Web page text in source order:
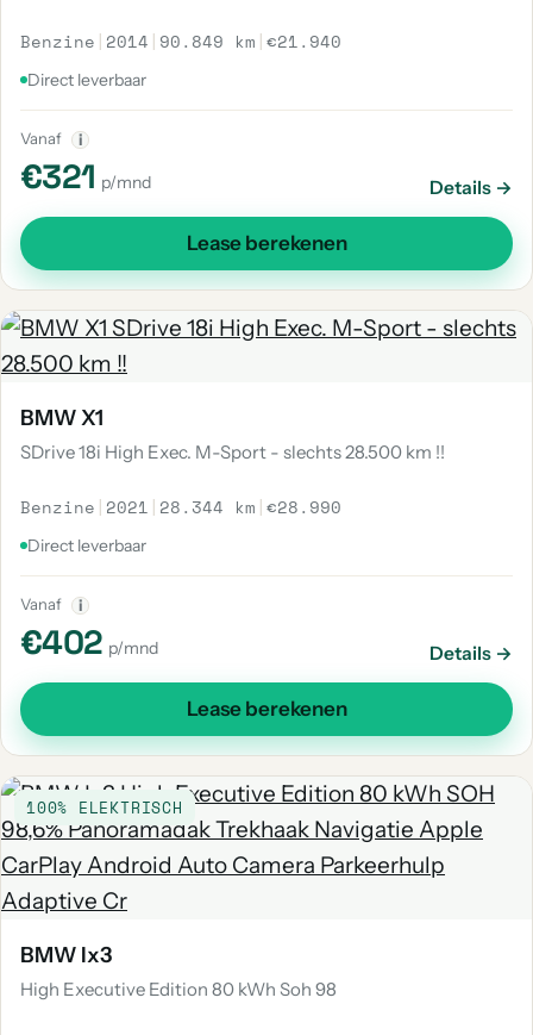
Benzine | 2014 | 90.849 km |€21.940
Direct leverbaar
Vanaf i
€321 p/mnd Details →
Lease berekenen
BMW X1
SDrive 18i High Exec. M-Sport - slechts 28.500 km !!
Benzine | 2021 | 28.344 km |€28.990
Direct leverbaar
Vanaf i
€402 p/mnd Details →
Lease berekenen
100% ELEKTRISCH
BMW Ix3
High Executive Edition 80 kWh Soh 98